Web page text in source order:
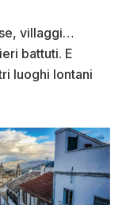
villaggi…
battuti. E
luoghi lontani